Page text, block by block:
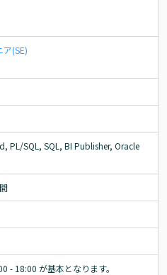
(SE)
PL/SQL, SQL, BI Publisher, Oracle
- 18:00 が基本となります。